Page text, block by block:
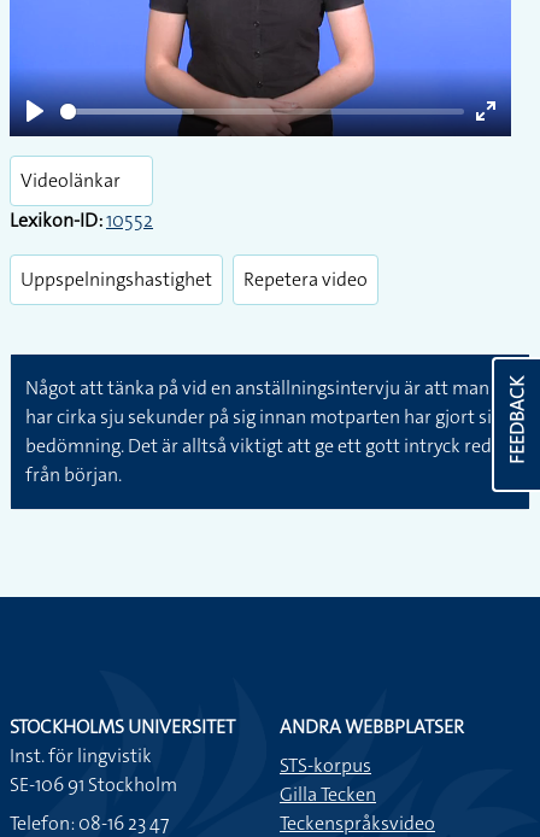
Play
Enter
Videolänkar
Lexikon-ID:10552
Uppspelningshastighet Repetera video
Något att tänka på vid en anställningsintervju är att man
har cirka sju sekunder på sig innan motparten har gjort sin
bedömning. Det är alltså viktigt att ge ett gott intryck redan
från början.
N3
FEEDBACK
STOCKHOLMS UNIVERSITET
Inst. för lingvistik
SE-106 91 Stockholm
Telefon: 08-16 23 47
ANDRA WEBBPLATSER
STS-korpus
Gilla Tecken
Teckenspråksvideo